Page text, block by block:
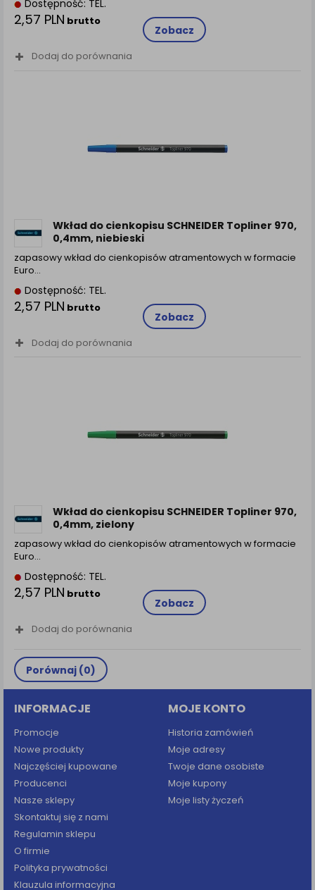
Dostępność: TEL.
2,57 PLN brutto
Zobacz
Dodaj do porównania
Wkład do cienkopisu SCHNEIDER Topliner 970,
0,4mm, niebieski
zapasowy wkład do cienkopisów atramentowych w formacie
Euro…
Dostępność: TEL.
2,57 PLN brutto
Zobacz
Dodaj do porównania
Wkład do cienkopisu SCHNEIDER Topliner 970,
0,4mm, zielony
zapasowy wkład do cienkopisów atramentowych w formacie
Euro…
Dostępność: TEL.
2,57 PLN brutto
Zobacz
Dodaj do porównania
Porównaj (0)
INFORMACJE
Promocje
Nowe produkty
Najczęściej kupowane
Producenci
Nasze sklepy
Skontaktuj się z nami
Regulamin sklepu
O firmie
Polityka prywatności
Klauzula informacyjna
MOJE KONTO
Historia zamówień
Moje adresy
Twoje dane osobiste
Moje kupony
Moje listy życzeń